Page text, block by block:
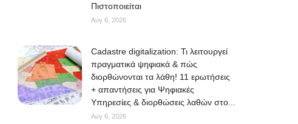
Πιστοποιείται
Αυγ 6, 2026
Cadastre digitalization: Τι λειτουργεί
πραγματικά ψηφιακά & πώς
διορθώνονται τα λάθη! 11 ερωτήσεις
+ απαντήσεις για Ψηφιακές
Υπηρεσίες & διορθώσεις λαθών στο...
Αυγ 6, 2026